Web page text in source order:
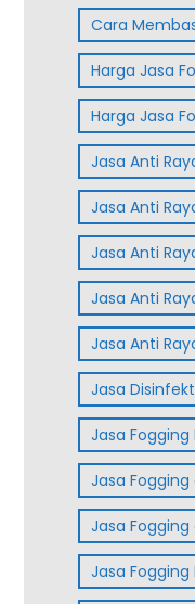
Cara
Harga Jasa
Harga Jasa
Jasa Anti
Jasa Anti
Jasa Anti
Jasa Anti
Jasa Anti
Jasa
Jasa Fogging
Jasa
Jasa Fogging
Jasa